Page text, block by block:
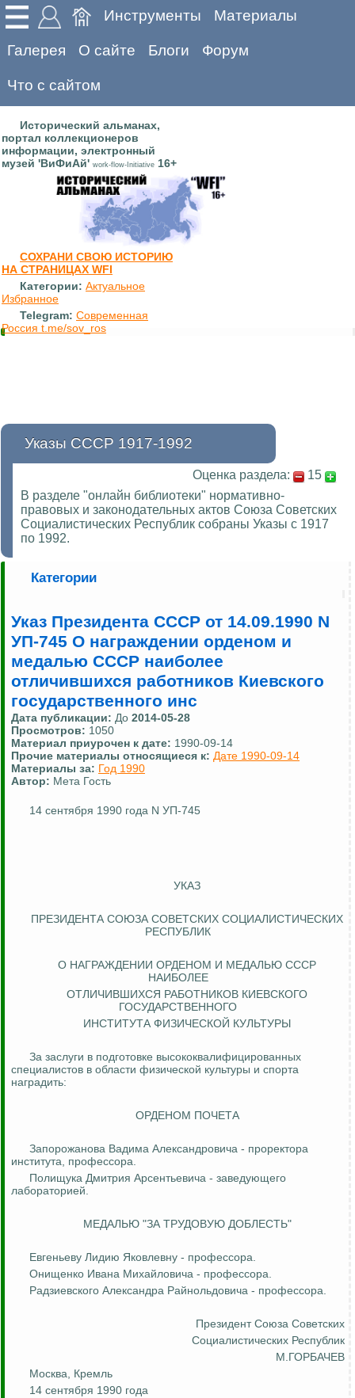
Инструменты Материалы
Галерея О сайте Блоги Форум
Что с сайтом
Исторический альманах,
портал коллекционеров
информации, электронный
музей 'ВиФиАй' work-flow-Initiative 16+
СОХРАНИ СВОЮ ИСТОРИЮ
НА СТРАНИЦАХ WFI
Категории: Актуальное
Избранное
Telegram: Современная
Россия t.me/sov_ros
Указы СССР 1917-1992
Оценка раздела:
15
В разделе "онлайн библиотеки" нормативно-
правовых и законодательных актов Союза Советских
Социалистических Республик собраны Указы с 1917
по 1992.
Категории
Указ Президента СССР от 14.09.1990 N
УП-745 О награждении орденом и
медалью СССР наиболее
отличившихся работников Киевского
государственного инс
Дата публикации: До 2014-05-28
Просмотров: 1050
Материал приурочен к дате: 1990-09-14
Прочие материалы относящиеся к: Дате 1990-09-14
Материалы за: Год 1990
Автор: Мета Гость
14 сентября 1990 года N УП-745
УКАЗ
ПРЕЗИДЕНТА СОЮЗА СОВЕТСКИХ СОЦИАЛИСТИЧЕСКИХ
РЕСПУБЛИК
О НАГРАЖДЕНИИ ОРДЕНОМ И МЕДАЛЬЮ СССР
НАИБОЛЕЕ
ОТЛИЧИВШИХСЯ РАБОТНИКОВ КИЕВСКОГО
ГОСУДАРСТВЕННОГО
ИНСТИТУТА ФИЗИЧЕСКОЙ КУЛЬТУРЫ
За заслуги в подготовке высококвалифицированных
специалистов в области физической культуры и спорта
наградить:
ОРДЕНОМ ПОЧЕТА
Запорожанова Вадима Александровича - проректора
института, профессора.
Полищука Дмитрия Арсентьевича - заведующего
лабораторией.
МЕДАЛЬЮ "ЗА ТРУДОВУЮ ДОБЛЕСТЬ"
Евгеньеву Лидию Яковлевну - профессора.
Онищенко Ивана Михайловича - профессора.
Радзиевского Александра Райнольдовича - профессора.
Президент Союза Советских
Социалистических Республик
М.ГОРБАЧЕВ
Москва, Кремль
14 сентября 1990 года